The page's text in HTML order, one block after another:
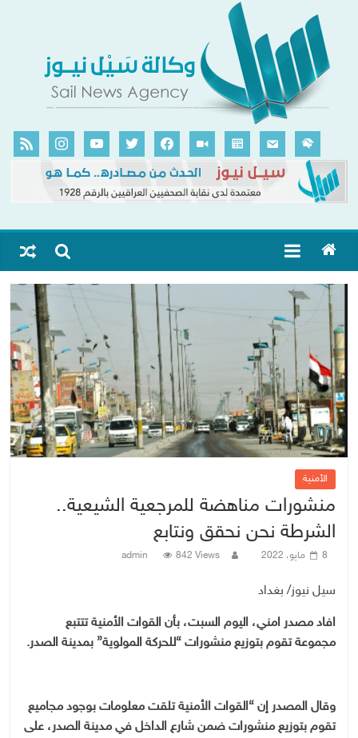
الأمنية
منشورات مناهضة للمرجعية الشيعية..
الشرطة نحن نحقق ونتابع
8 مايو، 2022 admin 842 Views
سيل نيوز/ بغداد
افاد مصدر امني، اليوم السبت، بأن القوات الأمنية تتتبع
مجموعة تقوم بتوزيع منشورات “للحركة المولوية” بمدينة الصدر.
وقال المصدر إن “القوات الأمنية تلقت معلومات بوجود مجاميع
تقوم بتوزيع منشورات ضمن شارع الداخل في مدينة الصدر، على